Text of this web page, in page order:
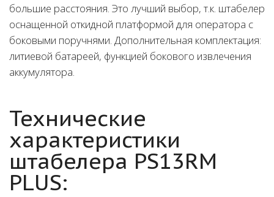
большие расстояния. Это лучший выбор, т.к. штабелер
оснащенной откидной платформой для оператора с
боковыми поручнями. Дополнительная комплектация:
литиевой батареей, функцией бокового извлечения
аккумулятора.
Технические
характеристики
штабелера PS13RM
PLUS: